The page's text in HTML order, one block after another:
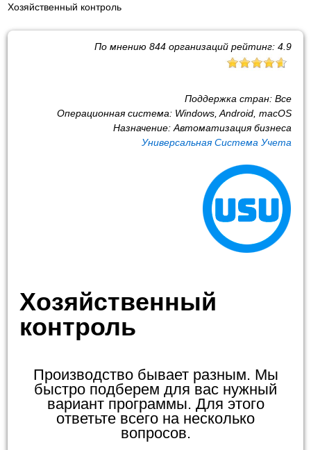
Хозяйственный контроль
По мнению 844организаций рейтинг: 4.9
Поддержка стран: Все
Операционная система: Windows, Android, macOS
Назначение: Автоматизация бизнеса
Универсальная Система Учета
Хозяйственный
контроль
Производство бывает разным. Мы
быстро подберем для вас нужный
вариант программы. Для этого
ответьте всего на несколько
вопросов.